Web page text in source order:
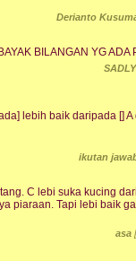
Derianto
BILANGAN YG ADA
SADLY
lebih baik daripada [] A
ikutan
C lebi suka kucing
piaraan. Tapi lebi baik
asa